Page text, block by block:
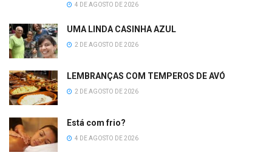
4 DE AGOSTO DE 2026
UMA LINDA CASINHA AZUL
2 DE AGOSTO DE 2026
LEMBRANÇAS COM TEMPEROS DE AVÓ
2 DE AGOSTO DE 2026
Está com frio?
4 DE AGOSTO DE 2026